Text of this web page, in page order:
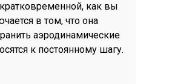
как вы
в том, что она
аэродинамические
к постоянному шагу.